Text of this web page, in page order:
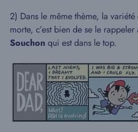
2) Dans le même thème, la
morte, c’est bien de se le rappeler
Souchonqui est dans le top.